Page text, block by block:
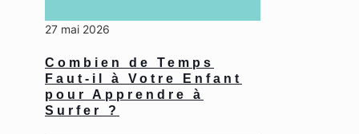
27 mai 2026
Combien de Temps
Faut-il à Votre Enfant
pour Apprendre à
Surfer ?